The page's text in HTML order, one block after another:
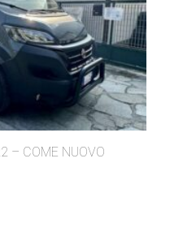
– COME NUOVO